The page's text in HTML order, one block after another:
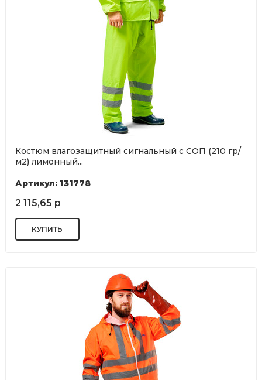
Костюм влагозащитный сигнальный с СОП (210 гр/
м2) лимонный...
Артикул: 131778
2 115,65 р